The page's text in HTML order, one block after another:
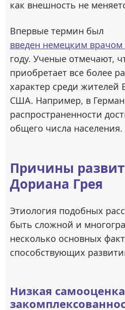
как внешность не
Впервые термин был
введен немецким
году. Ученые отмечают,
приобретает все более
характер среди жителей
США. Например, в
распространенности
общего числа населения.
Причины
Дориана Грея
Этиология подобных
быть сложной и
несколько основных
способствующих
Низкая